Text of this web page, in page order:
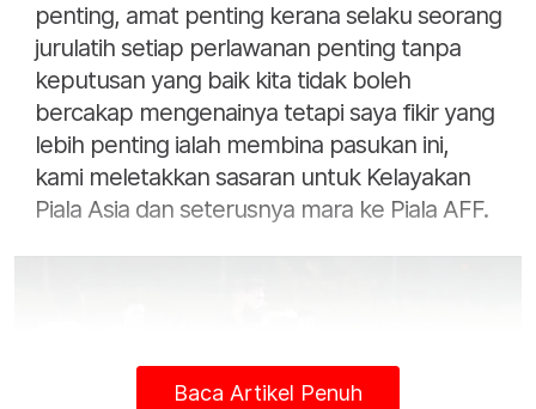
penting, amat penting kerana selaku seorang
jurulatih setiap perlawanan penting tanpa
keputusan yang baik kita tidak boleh
bercakap mengenainya tetapi saya fikir yang
lebih penting ialah membina pasukan ini,
kami meletakkan sasaran untuk Kelayakan
Piala Asia dan seterusnya mara ke Piala AFF.
Baca Artikel Penuh